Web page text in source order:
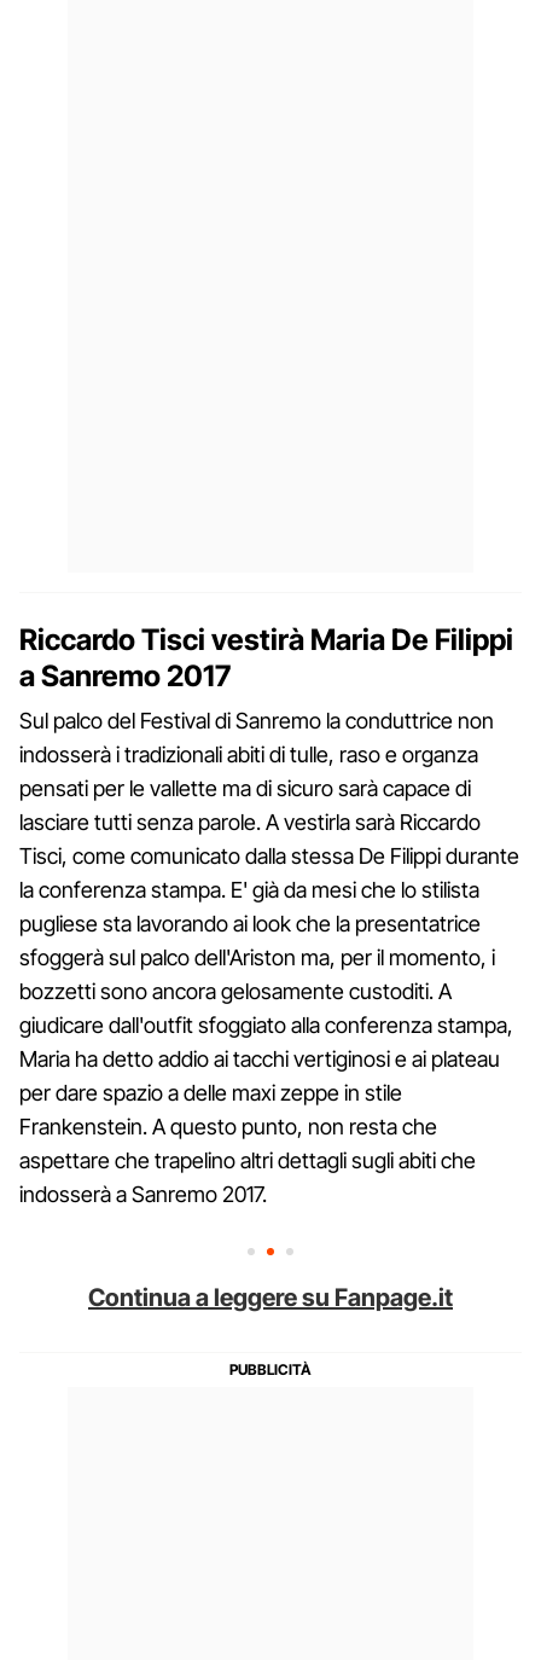
Riccardo Tisci vestirà Maria De Filippi
a Sanremo 2017
Sul palco del Festival di Sanremo la conduttrice non
indosserà i tradizionali abiti di tulle, raso e organza
pensati per le vallette ma di sicuro sarà capace di
lasciare tutti senza parole. A vestirla sarà Riccardo
Tisci, come comunicato dalla stessa De Filippi durante
la conferenza stampa. E' già da mesi che lo stilista
pugliese sta lavorando ai look che la presentatrice
sfoggerà sul palco dell'Ariston ma, per il momento, i
bozzetti sono ancora gelosamente custoditi. A
giudicare dall'outfit sfoggiato alla conferenza stampa,
Maria ha detto addio ai tacchi vertiginosi e ai plateau
per dare spazio a delle maxi zeppe in stile
Frankenstein. A questo punto, non resta che
aspettare che trapelino altri dettagli sugli abiti che
indosserà a Sanremo 2017.
Continua a leggere su Fanpage.it